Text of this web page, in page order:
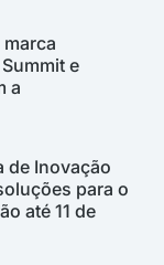
e
a
de Inovação
para o
até 11 de